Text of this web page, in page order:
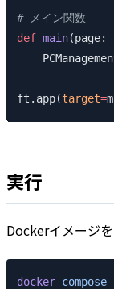
# メイン関数
def main(page:
ft.app(target=
実行
Dockerイメージを
docker compose